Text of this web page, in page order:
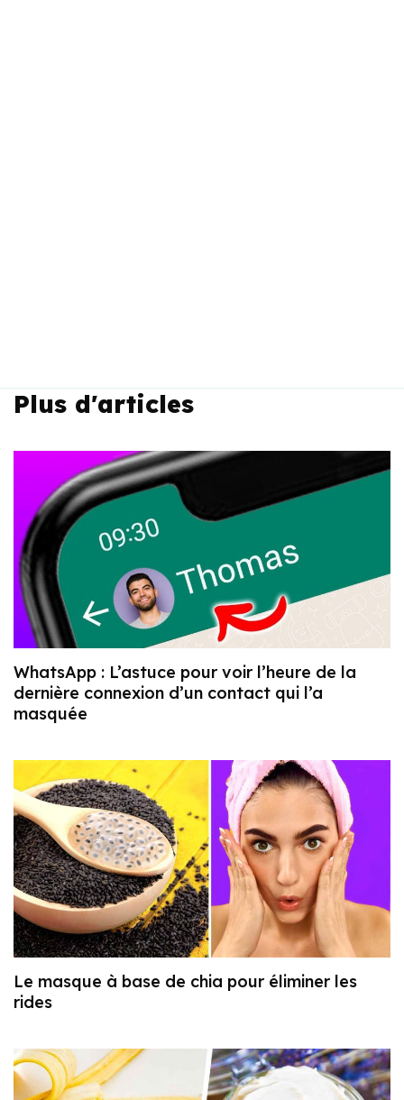
Plus d'articles
WhatsApp : L’astuce pour voir l’heure de la
dernière connexion d’un contact qui l’a
masquée
Le masque à base de chia pour éliminer les
rides